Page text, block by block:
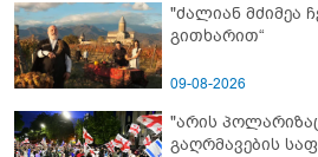
"ძალიან მძიმეა
გითხარით“
09-08-2026
"არის
გაღრმავების